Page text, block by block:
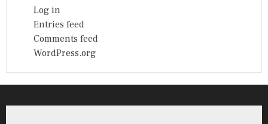
Log in
Entries feed
Comments feed
WordPress.org